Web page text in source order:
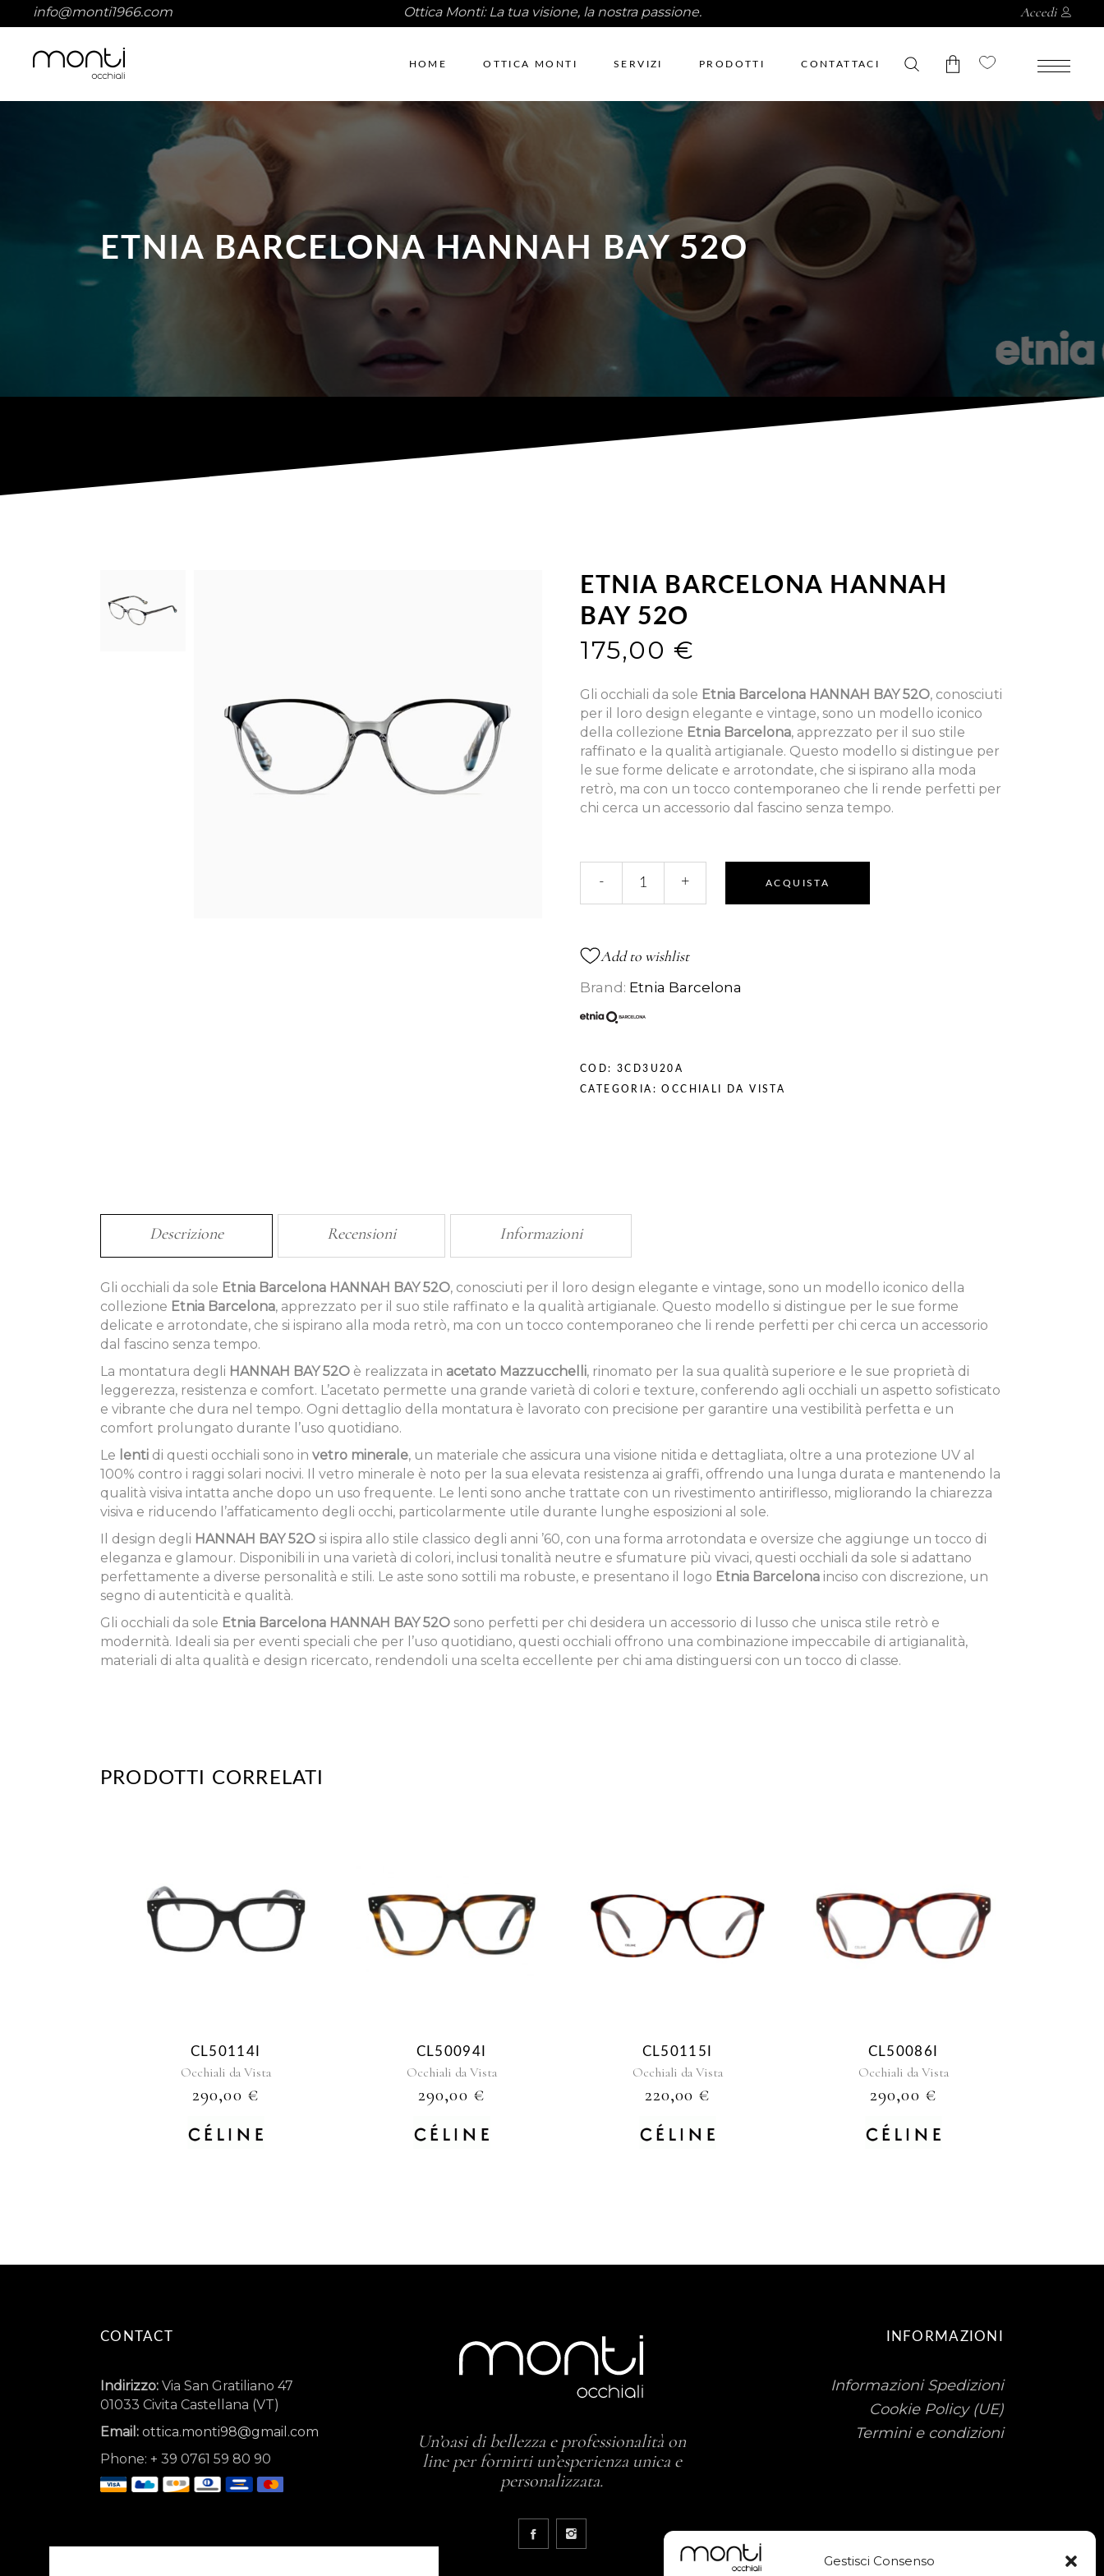
Gestisci Consenso
info@monti1966.com Ottica Monti: La tua visione, la nostra passione. Accedi
HOME OTTICA MONTI SERVIZI PRODOTTI CONTATTACI
ETNIA BARCELONA HANNAH BAY 52O
ETNIA BARCELONA HANNAH
BAY 52O
175,00 €
Gli occhiali da sole Etnia Barcelona HANNAH BAY 52O, conosciuti
per il loro design elegante e vintage, sono un modello iconico
della collezione Etnia Barcelona, apprezzato per il suo stile
raffinato e la qualità artigianale. Questo modello si distingue per
le sue forme delicate e arrotondate, che si ispirano alla moda
retrò, ma con un tocco contemporaneo che li rende perfetti per
chi cerca un accessorio dal fascino senza tempo.
52O
- + ACQUISTA
Add to wishlist
Brand: Etnia Barcelona
COD: 3CD3U20A
CATEGORIA:OCCHIALI DA VISTA
Descrizione Recensioni Informazioni
Gli occhiali da sole Etnia Barcelona HANNAH BAY 52O, conosciuti per il loro design elegante e vintage, sono un modello iconico della
collezione Etnia Barcelona, apprezzato per il suo stile raffinato e la qualità artigianale. Questo modello si distingue per le sue forme
delicate e arrotondate, che si ispirano alla moda retrò, ma con un tocco contemporaneo che li rende perfetti per chi cerca un accessorio
dal fascino senza tempo.
La montatura degli HANNAH BAY 52O è realizzata in acetato Mazzucchelli, rinomato per la sua qualità superiore e le sue proprietà di
leggerezza, resistenza e comfort. L’acetato permette una grande varietà di colori e texture, conferendo agli occhiali un aspetto sofisticato
e vibrante che dura nel tempo. Ogni dettaglio della montatura è lavorato con precisione per garantire una vestibilità perfetta e un
comfort prolungato durante l’uso quotidiano.
Le lenti di questi occhiali sono in vetro minerale, un materiale che assicura una visione nitida e dettagliata, oltre a una protezione UV al
100% contro i raggi solari nocivi. Il vetro minerale è noto per la sua elevata resistenza ai graffi, offrendo una lunga durata e mantenendo la
qualità visiva intatta anche dopo un uso frequente. Le lenti sono anche trattate con un rivestimento antiriflesso, migliorando la chiarezza
visiva e riducendo l’affaticamento degli occhi, particolarmente utile durante lunghe esposizioni al sole.
Il design degli HANNAH BAY 52O si ispira allo stile classico degli anni ’60, con una forma arrotondata e oversize che aggiunge un tocco di
eleganza e glamour. Disponibili in una varietà di colori, inclusi tonalità neutre e sfumature più vivaci, questi occhiali da sole si adattano
perfettamente a diverse personalità e stili. Le aste sono sottili ma robuste, e presentano il logo Etnia Barcelona inciso con discrezione, un
segno di autenticità e qualità.
Gli occhiali da sole Etnia Barcelona HANNAH BAY 52O sono perfetti per chi desidera un accessorio di lusso che unisca stile retrò e
modernità. Ideali sia per eventi speciali che per l’uso quotidiano, questi occhiali offrono una combinazione impeccabile di artigianalità,
materiali di alta qualità e design ricercato, rendendoli una scelta eccellente per chi ama distinguersi con un tocco di classe.
PRODOTTI CORRELATI
CL50114I
Occhiali da Vista
290,00 €
CL50094I
Occhiali da Vista
290,00 €
CL50115I
Occhiali da Vista
220,00 €
CL50086I
Occhiali da Vista
290,00 €
CONTACT
Indirizzo: Via San Gratiliano 47
01033 Civita Castellana (VT)
Email: ottica.monti98@gmail.com
Phone: + 39 0761 59 80 90
Un’oasi di bellezza e professionalità on
line per fornirti un’esperienza unica e
personalizzata.
INFORMAZIONI
Informazioni Spedizioni
Cookie Policy (UE)
Termini e condizioni